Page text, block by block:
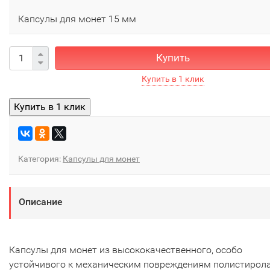
Капсулы для монет 15 мм
Купить
Категория: Капсулы для монет
Описание
Капсулы для монет из высококачественного, особо
устойчивого к механическим повреждениям